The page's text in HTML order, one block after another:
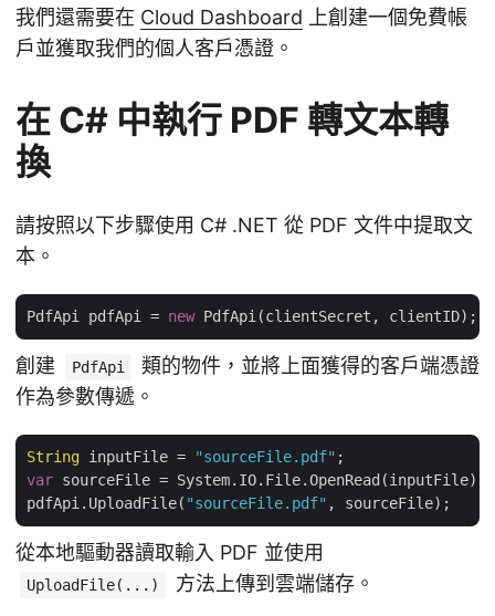
我們還需要在 Cloud Dashboard 上創建一個免費帳
戶並獲取我們的個人客戶憑證。
在 C# 中執行 PDF 轉文本轉
換
請按照以下步驟使用 C# .NET 從 PDF 文件中提取文
本。
PdfApi pdfApi = new
創建 PdfApi
類的物件，並將上面獲得的客戶端憑證
作為參數傳遞。
String inputFile = "sourceFile.pdf"
var sourceFile = System.IO.File.OpenRead(inputFile);
pdfApi.UploadFile( "sourceFile.pdf"
從本地驅動器讀取輸入 PDF 並使用
UploadFile(...) 方法上傳到雲端儲存。